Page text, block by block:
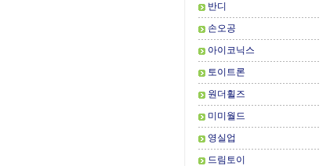
반디
손오공
아이코닉스
토이트론
원더휠즈
미미월드
영실업
드림토이